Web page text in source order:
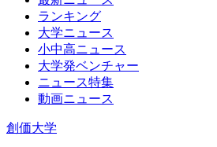
ランキング
大学ニュース
小中高ニュース
大学発ベンチャー
ニュース特集
動画ニュース
創価大学